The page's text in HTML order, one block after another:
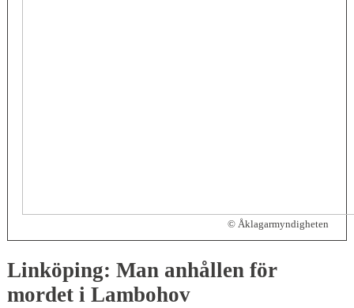
© Åklagarmyndigheten
Linköping: Man anhållen för
mordet i Lambohov